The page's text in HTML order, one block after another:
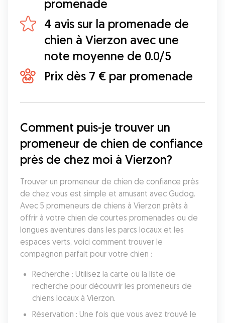
promenade
4 avis sur la promenade de
chien à Vierzon avec une
note moyenne de 0.0/5
Prix dès 7 € par promenade
Comment puis-je trouver un
promeneur de chien de confiance
près de chez moi à Vierzon?
Trouver un promeneur de chien de confiance près
de chez vous est simple et amusant avec Gudog.
Avec 5 promeneurs de chiens à Vierzon prêts à
offrir à votre chien de courtes promenades ou de
longues aventures dans les parcs locaux et les
espaces verts, voici comment trouver le
compagnon parfait pour votre chien :
Recherche : Utilisez la carte ou la liste de
recherche pour découvrir les promeneurs de
chiens locaux à Vierzon.
Réservation : Une fois que vous avez trouvé le